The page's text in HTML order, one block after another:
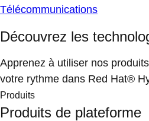
Télécommunications
Découvrez les
Apprenez à utiliser nos
votre rythme dans Red Hat®
Produits
Produits de plateforme